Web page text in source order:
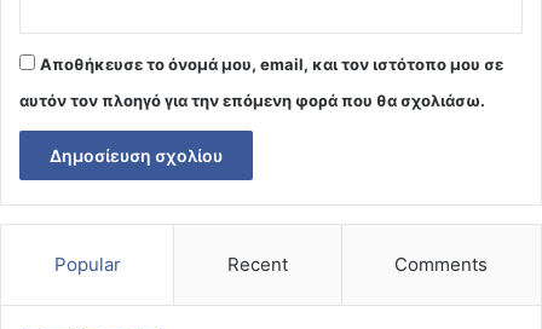
Αποθήκευσε το όνομά μου, email, και τον ιστότοπο μου σε
αυτόν τον πλοηγό για την επόμενη φορά που θα σχολιάσω.
Popular Recent Comments